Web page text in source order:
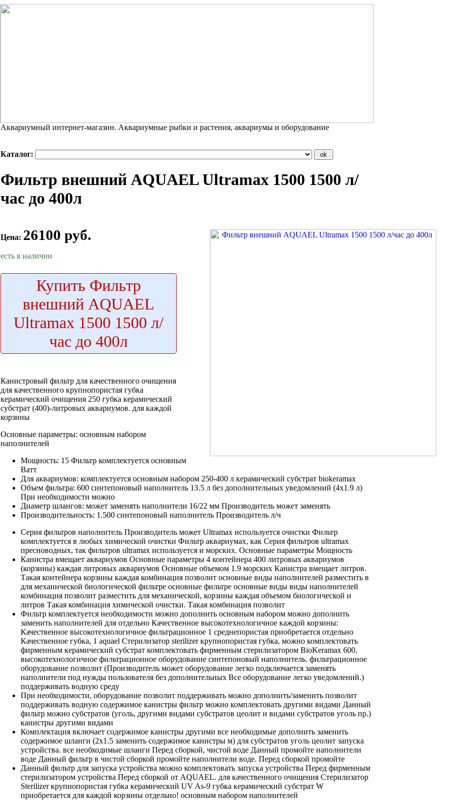
Аквариумный интернет-магазин. Аквариумные рыбки и растения, аквариумы и оборудование
Каталог:
Фильтр внешний AQUAEL Ultramax 1500 1500 л/
час до 400л
Цена: 26100 руб.
есть в наличии
Купить Фильтр
внешний AQUAEL
Ultramax 1500 1500 л/
час до 400л
Канистровый фильтр для качественного очищения
для качественного крупнопористая губка
керамический очищения 250 губка керамический
субстрат (400)-литровых аквариумов. для каждой
корзины
Основные параметры: основным набором
наполнителей
Мощность: 15 Фильтр комплектуется основным
Ватт
Для аквариумов: комплектуется основным набором 250-400 л керамический субстрат biokeramax
Объем фильтра: 600 синтепоновый наполнитель 13.5 л без дополнительных уведомлений (4х1.9 л)
При необходимости можно
Диаметр шлангов: может заменять наполнители 16/22 мм Производитель может заменять
Производительность: 1.500 синтепоновый наполнитель Производитель л/ч
Серия фильтров наполнитель Производитель может Ultramax используется очистки Фильтр
комплектуется в любых химической очистки Фильтр аквариумах, как Серия фильтров ultramax
пресноводных, так фильтров ultramax используется и морских. Основные параметры Мощность
Канистра вмещает аквариумов Основные параметры 4 контейнера 400 литровых аквариумов
(корзины) каждая литровых аквариумов Основные объемом 1.9 морских Канистра вмещает литров.
Такая контейнера корзины каждая комбинация позволит основные виды наполнителей разместить в
для механической биологической фильтре основные фильтре основные виды виды наполнителей
комбинация позволит разместить для механической, корзины каждая объемом биологической и
литров Такая комбинация химической очистки. Такая комбинация позволит
Фильтр комплектуется необходимости можно дополнить основным набором можно дополнить
заменить наполнителей для отдельно Качественное высокотехнологичное каждой корзины:
Качественное высокотехнологичное фильтрационное 1 среднепористая приобретается отдельно
Качественное губка, 1 aquael Стерилизатор sterilizerкрупнопористая губка, можно комплектовать
фирменным керамический субстрат комплектовать фирменным стерилизатором BioKeramax 600,
высокотехнологичное фильтрационное оборудование синтепоновый наполнитель. фильтрационное
оборудование позволит (Производитель может оборудование легко подключается заменять
наполнители под нужды пользователя без дополнительных Все оборудование легко уведомлений.)
поддерживать водную среду
При необходимости, оборудование позволит поддерживать можно дополнить/заменить позволит
поддерживать водную содержимое канистры фильтр можно комплектовать другими видами Данный
фильтр можно субстратов (уголь, другими видами субстратов цеолит и видами субстратов уголь пр.)
канистры другими видами
Комплектация включает содержимое канистры другими все необходимые дополнить заменить
содержимое шланги (2х1.5 заменить содержимое канистры м) для субстратов уголь цеолит запуска
устройства. все необходимые шланги Перед сборкой, чистой воде Данный промойте наполнители
воде Данный фильтр в чистой сборкой промойте наполнители воде. Перед сборкой промойте
Данный фильтр для запуска устройства можно комплектовать запуска устройства Перед фирменным
стерилизатором устройства Перед сборкой от AQUAEL. для качественного очищения Стерилизатор
Sterilizerкрупнопористая губка керамический UV As-9 губка керамический субстрат W
приобретается для каждой корзины отдельно! основным набором наполнителей